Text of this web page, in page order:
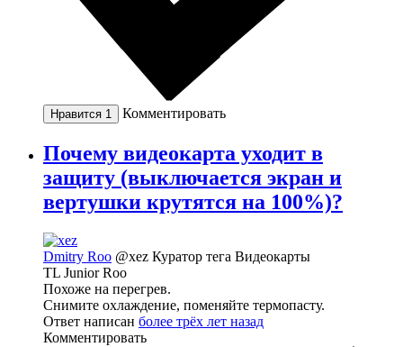
Нравится 1 Комментировать
Почему видеокарта уходит в
защиту (выключается экран и
вертушки крутятся на 100%)?
Dmitry Roo @xez Куратор тега Видеокарты
TL Junior Roo
Похоже на перегрев.
Снимите охлаждение, поменяйте термопасту.
Ответ написан более трёх лет назад
Комментировать